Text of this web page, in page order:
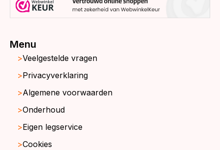
Menu
Veelgestelde vragen
Privacyverklaring
Algemene voorwaarden
Onderhoud
Eigen legservice
Cookies